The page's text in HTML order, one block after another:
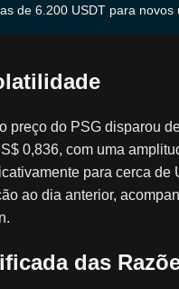
de 6.200 USDT para novos
preço do PSG disparou
0,836, com uma
para cerca
ao dia anterior,
das